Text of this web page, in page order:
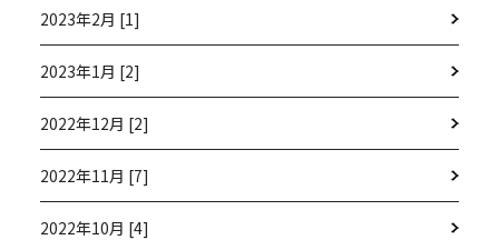
2023年2月 [1]
2023年1月 [2]
2022年12月 [2]
2022年11月 [7]
2022年10月 [4]